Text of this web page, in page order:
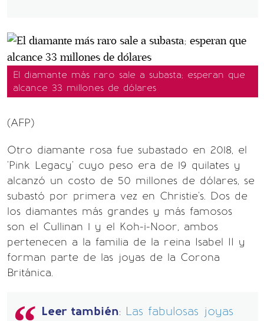
El diamante más raro sale a subasta; esperan que
alcance 33 millones de dólares
(AFP)
Otro diamante rosa fue subastado en 2018, el
'Pink Legacy' cuyo peso era de 19 quilates y
alcanzó un costo de 50 millones de dólares, se
subastó por primera vez en Christie's. Dos de
los diamantes más grandes y más famosos
son el Cullinan 1 y el Koh-i-Noor, ambos
pertenecen a la familia de la reina Isabel II y
forman parte de las joyas de la Corona
Británica.
Leer también: Las fabulosas joyas